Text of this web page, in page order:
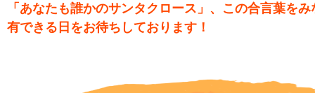
「あなたも誰かのサンタクロース」、この合言葉を
有できる日をお待ちしております！